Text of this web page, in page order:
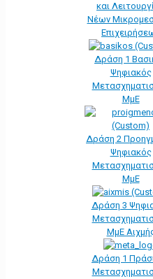
και
Νέων
Δράση 1
Ψηφιακός
ΜμΕ
Δράση 2
Ψηφιακός
ΜμΕ
Δράση 3
ΜμΕ
Δράση 1